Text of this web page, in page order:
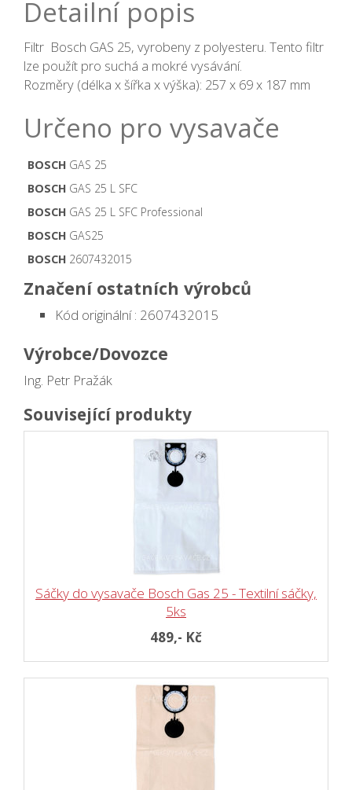
Detailní popis
Filtr Bosch GAS 25, vyrobeny z polyesteru. Tento filtr
lze použít pro suchá a mokré vysávání.
Rozměry (délka x šířka x výška): 257 x 69 x 187 mm
Určeno pro vysavače
BOSCH GAS 25
BOSCH GAS 25 L SFC
BOSCH GAS 25 L SFC Professional
BOSCH GAS25
BOSCH 2607432015
Značení ostatních výrobců
Kód originální : 2607432015
Výrobce/Dovozce
Ing. Petr Pražák
Související produkty
Sáčky do vysavače Bosch Gas 25 - Textilní sáčky,
5ks
489,- Kč